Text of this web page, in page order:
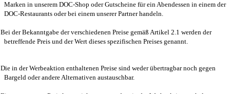
Marken in unserem DOC-Shop oder Gutscheine für ein Abendessen in einem der
DOC-Restaurants oder bei einem unserer Partner handeln.
Bei der Bekanntgabe der verschiedenen Preise gemäß Artikel 2.1 werden der
betreffende Preis und der Wert dieses spezifischen Preises genannt.
Die in der Werbeaktion enthaltenen Preise sind weder übertragbar noch gegen
Bargeld oder andere Alternativen austauschbar.